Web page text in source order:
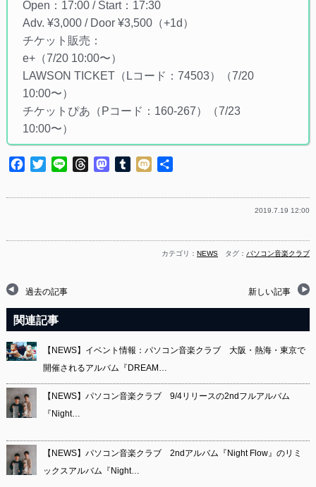
Open：17:00 / Start：17:30
Adv. ¥3,000 / Door ¥3,500（+1d）
チケット販売：
e+（7/20 10:00〜）
LAWSON TICKET（Lコード：74503）（7/20
10:00〜）
チケットぴあ（Pコード：160-267）（7/23
10:00〜）
Facebook
TwitterLine ThreadsMastodon
Tumblr
Mixi
2019.7.19 12:00
カテゴリ：NEWS タグ： パソコン音楽クラブ
過去の記事 新しい記事
関連記事
【NEWS】イベント情報：パソコン音楽クラブ 大阪・熱海・東京で
開催されるアルバム『DREAM…
【NEWS】パソコン音楽クラブ 9/4リリースの2ndフルアルバム
『Night…
【NEWS】パソコン音楽クラブ 2ndアルバム『Night Flow』のリミ
ックスアルバム『Night…